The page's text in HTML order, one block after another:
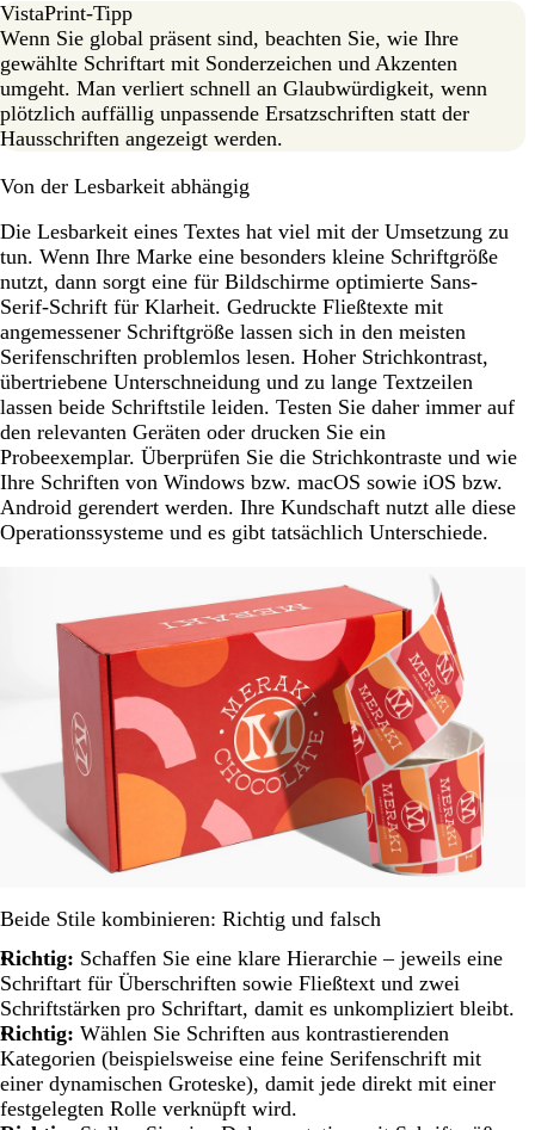
VistaPrint-Tipp
Wenn Sie global präsent sind, beachten Sie, wie Ihre
gewählte Schriftart mit Sonderzeichen und Akzenten
umgeht. Man verliert schnell an Glaubwürdigkeit, wenn
plötzlich auffällig unpassende Ersatzschriften statt der
Hausschriften angezeigt werden.
Von der Lesbarkeit abhängig
Die Lesbarkeit eines Textes hat viel mit der Umsetzung zu
tun. Wenn Ihre Marke eine besonders kleine Schriftgröße
nutzt, dann sorgt eine für Bildschirme optimierte Sans-
Serif-Schrift für Klarheit. Gedruckte Fließtexte mit
angemessener Schriftgröße lassen sich in den meisten
Serifenschriften problemlos lesen. Hoher Strichkontrast,
übertriebene Unterschneidung und zu lange Textzeilen
lassen beide Schriftstile leiden. Testen Sie daher immer auf
den relevanten Geräten oder drucken Sie ein
Probeexemplar. Überprüfen Sie die Strichkontraste und wie
Ihre Schriften von Windows bzw. macOS sowie iOS bzw.
Android gerendert werden. Ihre Kundschaft nutzt alle diese
Operationssysteme und es gibt tatsächlich Unterschiede.
Beide Stile kombinieren: Richtig und falsch
Richtig: Schaffen Sie eine klare Hierarchie – jeweils eine
Schriftart für Überschriften sowie Fließtext und zwei
Schriftstärken pro Schriftart, damit es unkompliziert bleibt.
Richtig: Wählen Sie Schriften aus kontrastierenden
Kategorien (beispielsweise eine feine Serifenschrift mit
einer dynamischen Groteske), damit jede direkt mit einer
festgelegten Rolle verknüpft wird.